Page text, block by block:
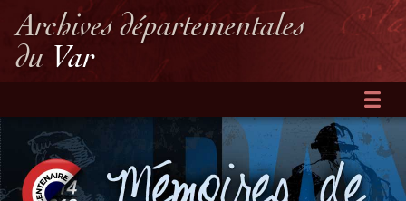
Archives départementales
du Var